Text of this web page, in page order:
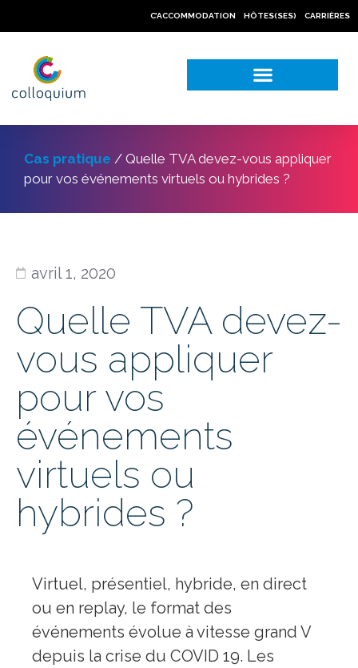
C’ACCOMMODATION HÔTES(SES) CARRIÈRES
Cas pratique / Quelle TVA devez-vous appliquer
pour vos événements virtuels ou hybrides ?
avril 1, 2020
Quelle TVA devez-
vous appliquer
pour vos
événements
virtuels ou
hybrides ?
Virtuel, présentiel, hybride, en direct
ou en replay, le format des
événements évolue à vitesse grand V
depuis la crise du COVID 19. Les